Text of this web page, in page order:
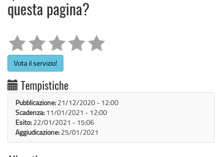
questa pagina?
Vota il servizio!
Tempistiche
Pubblicazione: 21/12/2020 - 12:00
Scadenza: 11/01/2021 - 12:00
Esito: 22/01/2021 - 15:06
Aggiudicazione: 25/01/2021